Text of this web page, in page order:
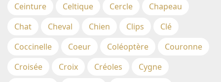
Ceinture
Celtique Cercle
Chapeau
Chat
Cheval Chien Clips
Clé
Coccinelle
Coeur Coléoptère
Couronne
Croisée
Croix Créoles
Cygne